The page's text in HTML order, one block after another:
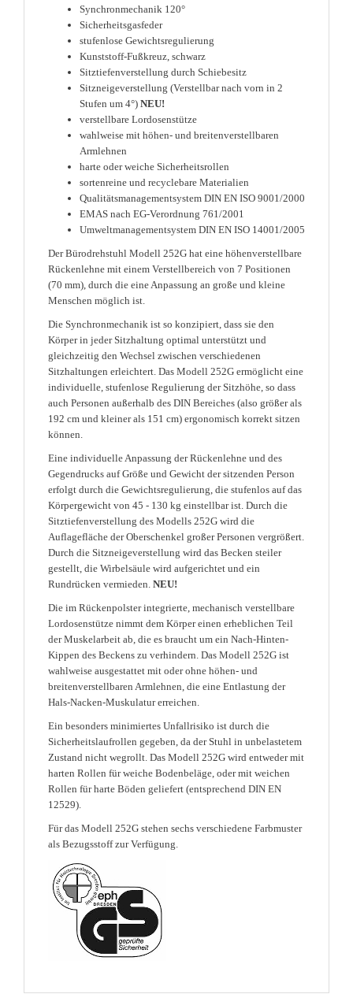
Synchronmechanik 120°
Sicherheitsgasfeder
stufenlose Gewichtsregulierung
Kunststoff-Fußkreuz, schwarz
Sitztiefenverstellung durch Schiebesitz
Sitzneigeverstellung (Verstellbar nach vorn in 2
Stufen um 4°) NEU!
verstellbare Lordosenstütze
wahlweise mit höhen- und breitenverstellbaren
Armlehnen
harte oder weiche Sicherheitsrollen
sortenreine und recyclebare Materialien
Qualitätsmanagementsystem DIN EN ISO 9001/2000
EMAS nach EG-Verordnung 761/2001
Umweltmanagementsystem DIN EN ISO 14001/2005
Der Bürodrehstuhl Modell 252G hat eine höhenverstellbare
Rückenlehne mit einem Verstellbereich von 7 Positionen
(70 mm), durch die eine Anpassung an große und kleine
Menschen möglich ist.
Die Synchronmechanik ist so konzipiert, dass sie den
Körper in jeder Sitzhaltung optimal unterstützt und
gleichzeitig den Wechsel zwischen verschiedenen
Sitzhaltungen erleichtert. Das Modell 252G ermöglicht eine
individuelle, stufenlose Regulierung der Sitzhöhe, so dass
auch Personen außerhalb des DIN Bereiches (also größer als
192 cm und kleiner als 151 cm) ergonomisch korrekt sitzen
können.
Eine individuelle Anpassung der Rückenlehne und des
Gegendrucks auf Größe und Gewicht der sitzenden Person
erfolgt durch die Gewichtsregulierung, die stufenlos auf das
Körpergewicht von 45 - 130 kg einstellbar ist. Durch die
Sitztiefenverstellung des Modells 252G wird die
Auflagefläche der Oberschenkel großer Personen vergrößert.
Durch die Sitzneigeverstellung wird das Becken steiler
gestellt, die Wirbelsäule wird aufgerichtet und ein
Rundrücken vermieden. NEU!
Die im Rückenpolster integrierte, mechanisch verstellbare
Lordosenstütze nimmt dem Körper einen erheblichen Teil
der Muskelarbeit ab, die es braucht um ein Nach-Hinten-
Kippen des Beckens zu verhindern. Das Modell 252G ist
wahlweise ausgestattet mit oder ohne höhen- und
breitenverstellbaren Armlehnen, die eine Entlastung der
Hals-Nacken-Muskulatur erreichen.
Ein besonders minimiertes Unfallrisiko ist durch die
Sicherheitslaufrollen gegeben, da der Stuhl in unbelastetem
Zustand nicht wegrollt. Das Modell 252G wird entweder mit
harten Rollen für weiche Bodenbeläge, oder mit weichen
Rollen für harte Böden geliefert (entsprechend DIN EN
12529).
Für das Modell 252G stehen sechs verschiedene Farbmuster
als Bezugsstoff zur Verfügung.